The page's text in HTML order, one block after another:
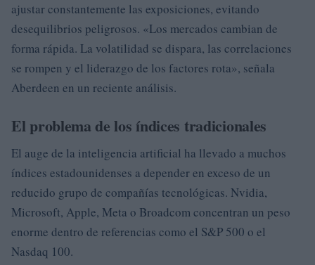
ajustar constantemente las exposiciones, evitando
desequilibrios peligrosos. «Los mercados cambian de
forma rápida. La volatilidad se dispara, las correlaciones
se rompen y el liderazgo de los factores rota», señala
Aberdeen en un reciente análisis.
El problema de los índices tradicionales
El auge de la inteligencia artificial ha llevado a muchos
índices estadounidenses a depender en exceso de un
reducido grupo de compañías tecnológicas. Nvidia,
Microsoft, Apple, Meta o Broadcom concentran un peso
enorme dentro de referencias como el S&P 500 o el
Nasdaq 100.